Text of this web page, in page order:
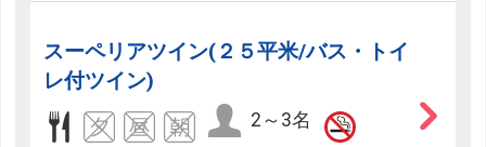
スーペリアツイン(２５平米/バス・トイ
レ付ツイン)
2～3名